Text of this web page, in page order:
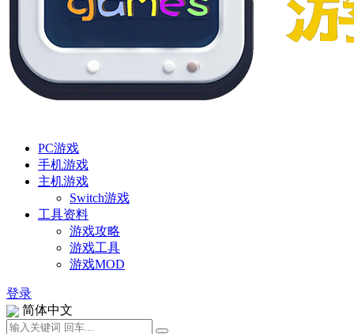
PC游戏
手机游戏
主机游戏
Switch游戏
工具资料
游戏攻略
游戏工具
游戏MOD
登录
简体中文